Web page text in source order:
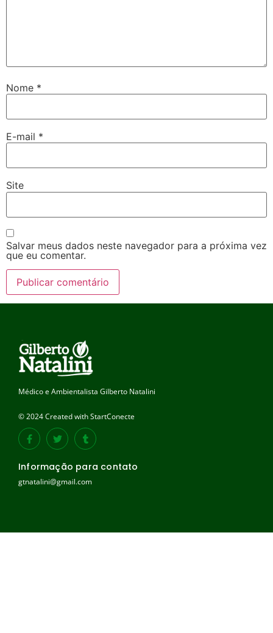
Nome *
E-mail *
Site
Salvar meus dados neste navegador para a próxima vez
que eu comentar.
Médico e Ambientalista Gilberto Natalini
© 2024 Created with StartConecte
Informação para contato
gtnatalini@gmail.com